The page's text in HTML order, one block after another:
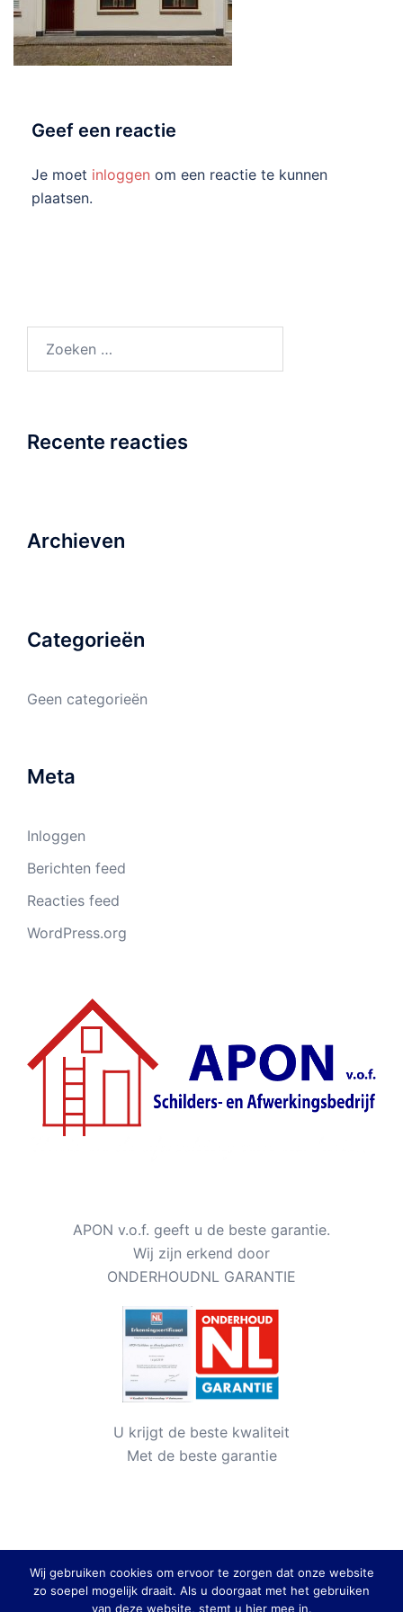
Geef een reactie
Je moet inloggen om een reactie te kunnen
plaatsen.
Recente reacties
Archieven
Categorieën
Geen categorieën
Meta
Inloggen
Berichten feed
Reacties feed
WordPress.org
APON v.o.f. geeft u de beste garantie.
Wij zijn erkend door
ONDERHOUDNL GARANTIE
U krijgt de beste kwaliteit
Met de beste garantie
Wij gebruiken cookies om ervoor te zorgen dat onze website
zo soepel mogelijk draait. Als u doorgaat met het gebruiken
van deze website, stemt u hier mee in.